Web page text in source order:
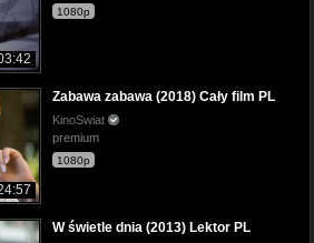
1080p
Zabawa zabawa (2018) Cały film PL
KinoSwiat
premium
1080p
W świetle dnia (2013) Lektor PL